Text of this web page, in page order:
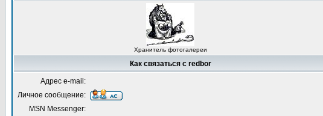
Хранитель фотогалереи
Как связаться с redbor
Адрес e-mail:
Личное сообщение:
MSN Messenger: